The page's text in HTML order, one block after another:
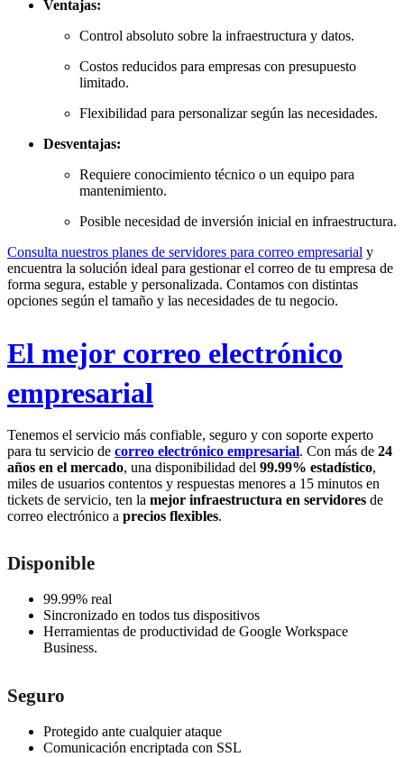
Ventajas:
Control absoluto sobre la infraestructura y datos.
Costos reducidos para empresas con presupuesto
limitado.
Flexibilidad para personalizar según las necesidades.
Desventajas:
Requiere conocimiento técnico o un equipo para
mantenimiento.
Posible necesidad de inversión inicial en infraestructura.
Consulta nuestros planes de servidores para correo empresarial y
encuentra la solución ideal para gestionar el correo de tu empresa de
forma segura, estable y personalizada. Contamos con distintas
opciones según el tamaño y las necesidades de tu negocio.
El mejor correo electrónico
empresarial
Tenemos el servicio más confiable, seguro y con soporte experto
para tu servicio de correo electrónico empresarial. Con más de 24
años en el mercado, una disponibilidad del 99.99% estadístico,
miles de usuarios contentos y respuestas menores a 15 minutos en
tickets de servicio, ten la mejor infraestructura en servidores de
correo electrónico a precios flexibles.
Disponible
99.99% real
Sincronizado en todos tus dispositivos
Herramientas de productividad de Google Workspace
Business.
Seguro
Protegido ante cualquier ataque
Comunicación encriptada con SSL